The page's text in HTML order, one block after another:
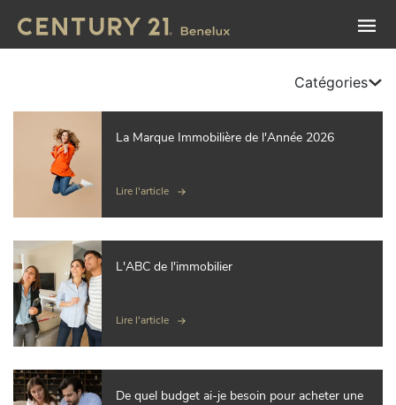
Catégories
La Marque Immobilière de l'Année 2026
Lire l'article
L'ABC de l'immobilier
Lire l'article
De quel budget ai-je besoin pour acheter une